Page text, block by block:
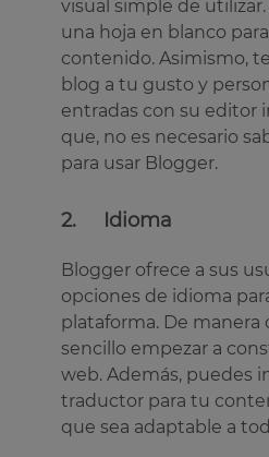
visual simple de
una hoja en blanco
contenido. Asimismo,
blog a tu gusto y
entradas con su editor
que, no es necesario
para usar Blogger.
2. Idioma
Blogger ofrece a sus
opciones de idioma
plataforma. De manera
sencillo empezar a
web. Además, puedes
traductor para tu
que sea adaptable a